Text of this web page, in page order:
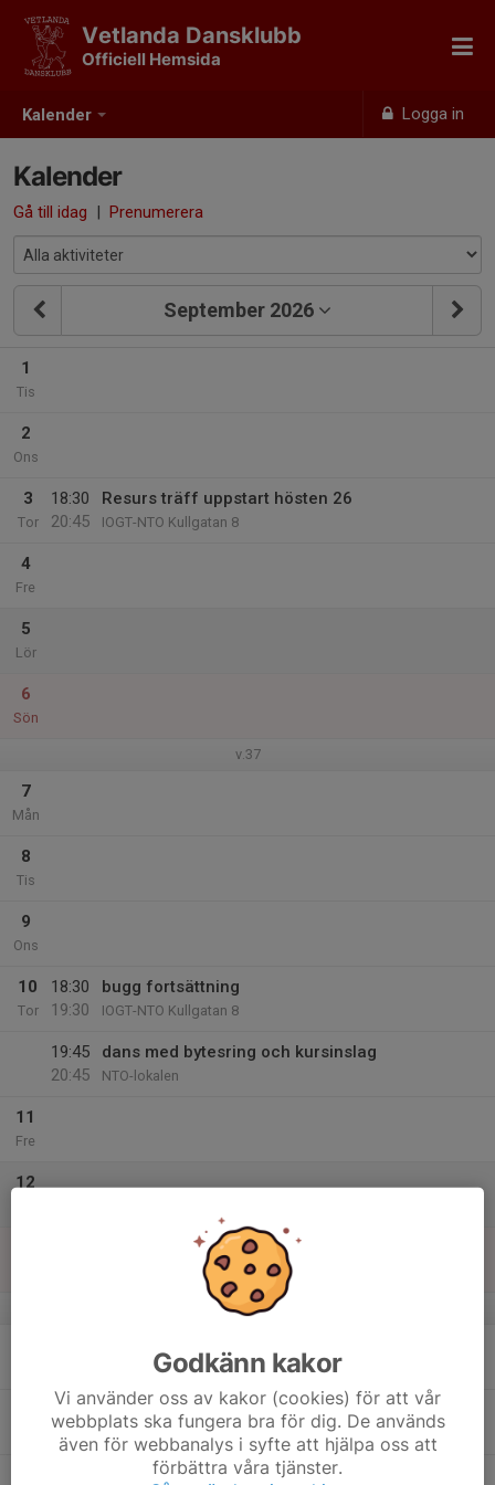
Kalender Logga in
Vetlanda Dansklubb
Officiell Hemsida
Kalender
Gå till idag | Prenumerera
September 2026
1
Tis
2
Ons
3
Tor
18:30
20:45
Resurs träff uppstart hösten 26
IOGT-NTO Kullgatan 8
4
Fre
5
Lör
6
Sön
v.37
7
Mån
8
Tis
9
Ons
10
Tor
18:30
19:30
bugg fortsättning
IOGT-NTO Kullgatan 8
19:45
20:45
dans med bytesring och kursinslag
NTO-lokalen
11
Fre
12
v.38
Godkänn kakor
Vi använder oss av kakor (cookies) för att vår
webbplats ska fungera bra för dig. De används
även för webbanalys i syfte att hjälpa oss att
förbättra våra tjänster.